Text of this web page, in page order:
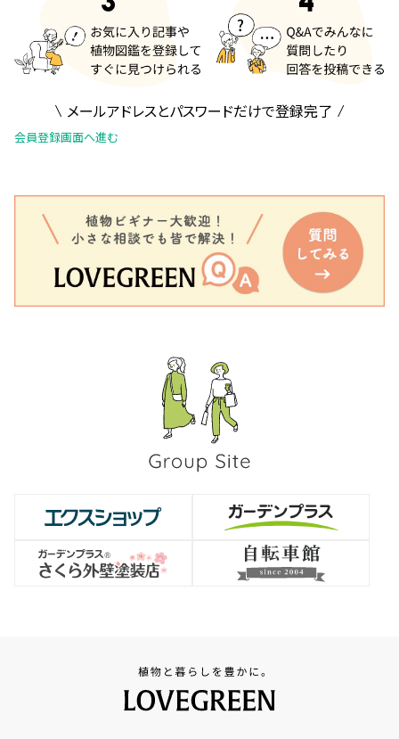
メールアドレスとパスワードだけで登録完了
会員登録画面へ進む